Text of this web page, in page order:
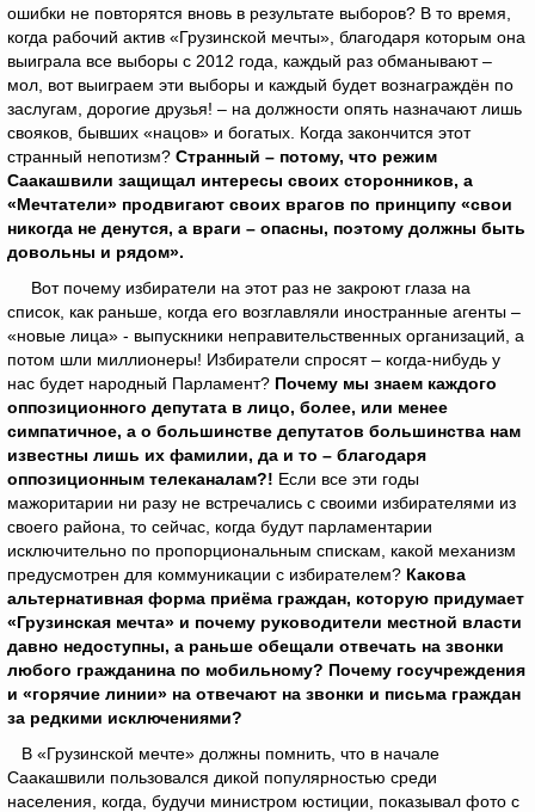
ошибки не повторятся вновь в результате выборов? В то время,
когда рабочий актив «Грузинской мечты», благодаря которым она
выиграла все выборы с 2012 года, каждый раз обманывают –
мол, вот выиграем эти выборы и каждый будет вознаграждён по
заслугам, дорогие друзья! – на должности опять назначают лишь
свояков, бывших «нацов» и богатых. Когда закончится этот
странный непотизм? Странный – потому, что режим
Саакашвили защищал интересы своих сторонников, а
«Мечтатели» продвигают своих врагов по принципу «свои
никогда не денутся, а враги – опасны, поэтому должны быть
довольны и рядом».
Вот почему избиратели на этот раз не закроют глаза на
список, как раньше, когда его возглавляли иностранные агенты –
«новые лица» - выпускники неправительственных организаций, а
потом шли миллионеры! Избиратели спросят – когда-нибудь у
нас будет народный Парламент? Почему мы знаем каждого
оппозиционного депутата в лицо, более, или менее
симпатичное, а о большинстве депутатов большинства нам
известны лишь их фамилии, да и то – благодаря
оппозиционным телеканалам?! Если все эти годы
мажоритарии ни разу не встречались с своими избирателями из
своего района, то сейчас, когда будут парламентарии
исключительно по пропорциональным спискам, какой механизм
предусмотрен для коммуникации с избирателем? Какова
альтернативная форма приёма граждан, которую придумает
«Грузинская мечта» и почему руководители местной власти
давно недоступны, а раньше обещали отвечать на звонки
любого гражданина по мобильному? Почему госучреждения
и «горячие линии» на отвечают на звонки и письма граждан
за редкими исключениями?
В «Грузинской мечте» должны помнить, что в начале
Саакашвили пользовался дикой популярностью среди
населения, когда, будучи министром юстиции, показывал фото с